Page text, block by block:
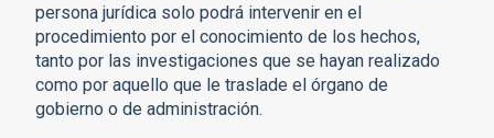
persona jurídica solo podrá intervenir en el
procedimiento por el conocimiento de los hechos,
tanto por las investigaciones que se hayan realizado
como por aquello que le traslade el órgano de
gobierno o de administración.